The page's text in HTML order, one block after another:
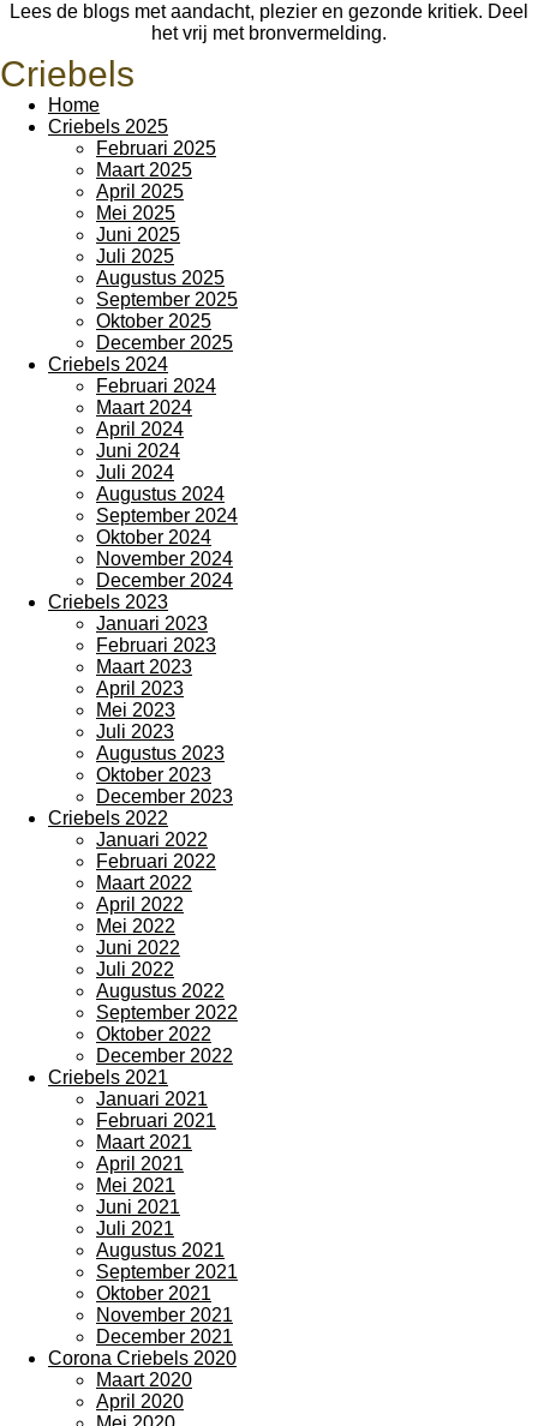
Lees de blogs met aandacht, plezier en gezonde kritiek. Deel
het vrij met bronvermelding.
Criebels
Home
Criebels 2025
Februari 2025
Maart 2025
April 2025
Mei 2025
Juni 2025
Juli 2025
Augustus 2025
September 2025
Oktober 2025
December 2025
Criebels 2024
Februari 2024
Maart 2024
April 2024
Juni 2024
Juli 2024
Augustus 2024
September 2024
Oktober 2024
November 2024
December 2024
Criebels 2023
Januari 2023
Februari 2023
Maart 2023
April 2023
Mei 2023
Juli 2023
Augustus 2023
Oktober 2023
December 2023
Criebels 2022
Januari 2022
Februari 2022
Maart 2022
April 2022
Mei 2022
Juni 2022
Juli 2022
Augustus 2022
September 2022
Oktober 2022
December 2022
Criebels 2021
Januari 2021
Februari 2021
Maart 2021
April 2021
Mei 2021
Juni 2021
Juli 2021
Augustus 2021
September 2021
Oktober 2021
November 2021
December 2021
Corona Criebels 2020
Maart 2020
April 2020